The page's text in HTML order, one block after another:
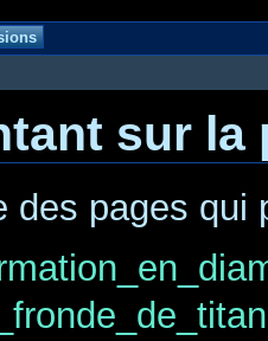
sur
des pages qui